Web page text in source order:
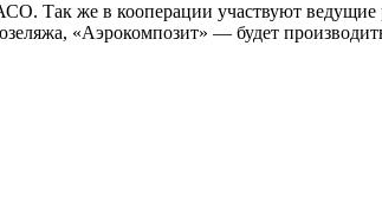
Так же в кооперации участвуют
«Аэрокомпозит» — будет